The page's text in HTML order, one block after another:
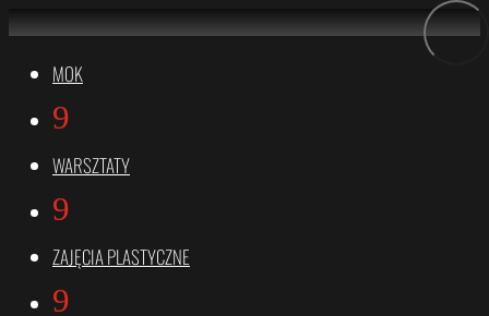
MOK
9
WARSZTATY
9
ZAJĘCIA PLASTYCZNE
9